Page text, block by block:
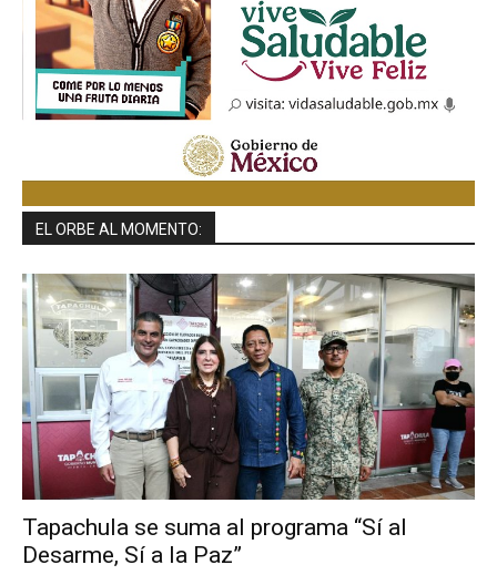
EL ORBE AL MOMENTO:
Tapachula se suma al programa “Sí al
Desarme, Sí a la Paz”